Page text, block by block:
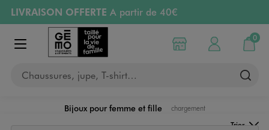
Aller au contenu principal
Aller à la navigation
LIVRAISON OFFERTE A partir de 40€
RETRAIT ET LIVRAISON OFFERTE
en magasin
PAYEZ EN 3x SANS FRAIS
Retours OFFERTS
pendant 30 jours
Afficher le menu
Chaussures, jupe, T-shirt…
Choisir mon magasin
Mon compte
0
Mon
Bijoux pour femme et fille chargement
Trier